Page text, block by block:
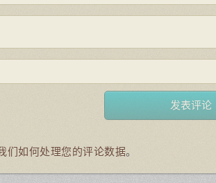
们如何处理您的评论数据。